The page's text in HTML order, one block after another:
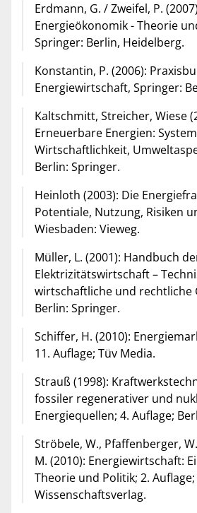
Erdmann, G. / Zweifel, P.
Energieökonomik - Theorie
Springer: Berlin, Heidelberg.
Konstantin, P. (2006):
Energiewirtschaft, Springer:
Kaltschmitt, Streicher, Wiese
Erneuerbare Energien:
Wirtschaftlichkeit,
Berlin: Springer.
Heinloth (2003): Die
Potentiale, Nutzung, Risiken
Wiesbaden: Vieweg.
Müller, L. (2001): Handbuch
Elektrizitätswirtschaft –
wirtschaftliche und rechtliche
Berlin: Springer.
Schiffer, H. (2010):
11. Auflage; Tüv Media.
Strauß (1998):
fossiler regenerativer und
Energiequellen; 4. Auflage;
Ströbele, W., Pfaffenberger,
M. (2010): Energiewirtschaft:
Theorie und Politik; 2.
Wissenschaftsverlag.